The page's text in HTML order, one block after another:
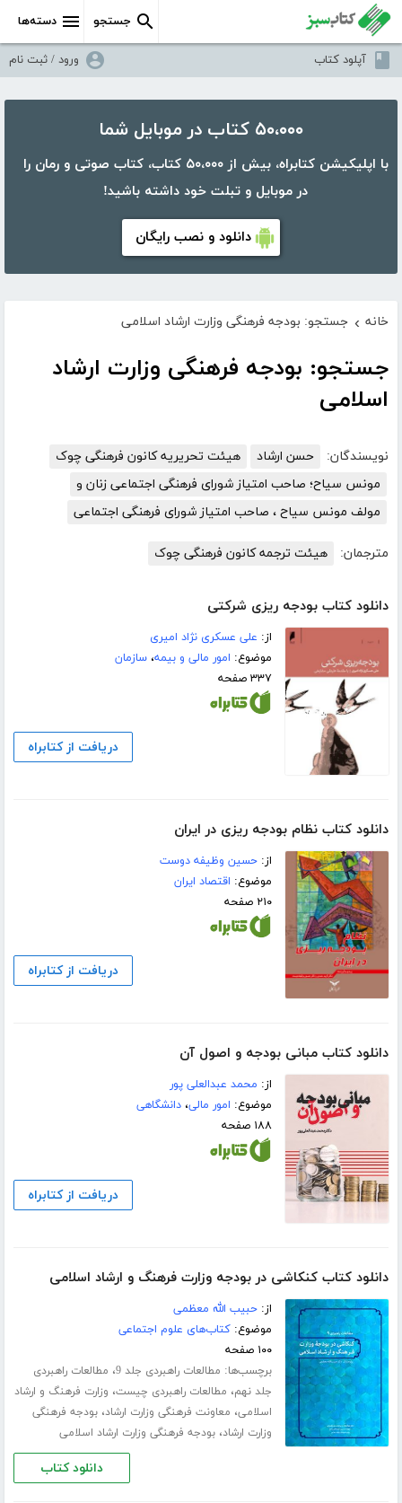
دسته‌ها جستجو
آپلود کتاب ورود / ثبت نام
۵۰،۰۰۰ کتاب در موبایل شما
با اپلیکیشن کتابراه، بیش از ۵۰،۰۰۰ کتاب، کتاب صوتی و رمان را
در موبایل و تبلت خود داشته باشید!
دانلود و نصب رایگان
خانه › جستجو: بودجه فرهنگی وزارت ارشاد اسلامی
جستجو: بودجه فرهنگی وزارت ارشاد
اسلامی
نویسندگان: حسن ارشاد
هیئت تحریریه کانون فرهنگی چوک
مونس سیاح؛ صاحب امتیاز شورای فرهنگی اجتماعی زنان و
مولف مونس سیاح ، صاحب امتیاز شورای فرهنگی اجتماعی
مترجمان: هیئت ترجمه کانون فرهنگی چوک
دانلود کتاب بودجه ریزی شرکتی
از: علی عسکری نژاد امیری
موضوع: امور مالی و بیمه،سازمان
۳۳۷ صفحه
دریافت از کتابراه
دانلود کتاب نظام بودجه ریزی در ایران
از:حسین وظیفه دوست
موضوع: اقتصاد ایران
۲۱۰ صفحه
دریافت از کتابراه
دانلود کتاب مبانی بودجه و اصول آن
از: محمد عبدالعلی پور
موضوع: امور مالی،دانشگاهی
۱۸۸ صفحه
دریافت از کتابراه
دانلود کتاب کنکاشی در بودجه وزارت فرهنگ و ارشاد اسلامی
از:حبیب الله معظمی
موضوع:کتاب‌های علوم اجتماعی
۱۰۰ صفحه
برچسب‌ها: مطالعات راهبردی جلد 9 ، مطالعات راهبردی
جلد نهم، مطالعات راهبردی چیست، وزارت فرهنگ و ارشاد
اسلامی، معاونت فرهنگی وزارت ارشاد،بودجه فرهنگی
وزارت ارشاد،بودجه فرهنگی وزارت ارشاد اسلامی
دانلود کتاب